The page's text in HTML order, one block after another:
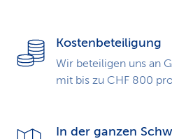
Kostenbeteiligung
Wir beteiligen uns an
mit bis zu CHF 800
In der ganzen